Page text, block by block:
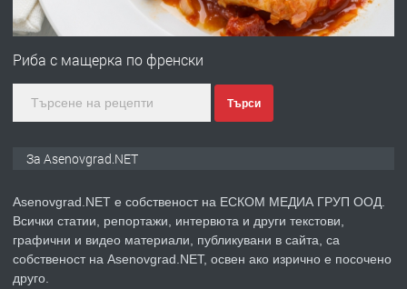
ПРЕДЛАГА
Професионална зеленчукорезачка
преди 2 години
ПРЕДЛАГА
Давам индивидуалани уроци по
Риба с мащерка по френски
Търси
За Asenovgrad.NET
Asenovgrad.NET е собственост на ЕСКОМ МЕДИА ГРУП ООД.
Всички статии, репортажи, интервюта и други текстови,
графични и видео материали, публикувани в сайта, са
собственост на Asenovgrad.NET, освен ако изрично е посочено
друго.